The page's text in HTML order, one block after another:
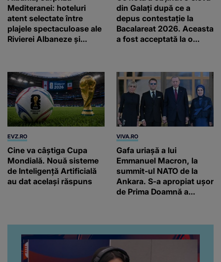
Mediteranei: hoteluri
atent selectate între
plajele spectaculoase ale
Rivierei Albaneze și
din Galați după ce a
depus contestație la
Bacalareat 2026. Aceasta
a fost acceptată la o
EVZ.RO
Cine va câștiga Cupa
Mondială. Nouă sisteme
de Inteligență Artificială
au dat același răspuns
VIVA.RO
Gafa uriașă a lui
Emmanuel Macron, la
summit-ul NATO de la
Ankara. S-a apropiat ușor
de Prima Doamnă a
înconjurul presei